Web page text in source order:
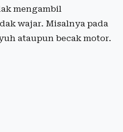
mengambil
wajar. Misalnya pada
ataupun becak motor.